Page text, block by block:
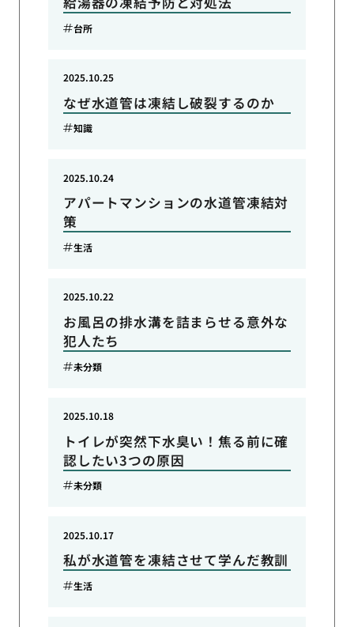
台所
なぜ水道管は凍結し破裂するのか
2025.10.25
知識
アパートマンションの水道管凍結対
策
2025.10.24
生活
お風呂の排水溝を詰まらせる意外な
犯人たち
2025.10.22
未分類
トイレが突然下水臭い！焦る前に確
認したい3つの原因
2025.10.18
未分類
私が水道管を凍結させて学んだ教訓
2025.10.17
生活